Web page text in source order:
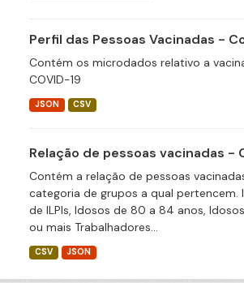
Perfil das Pessoas Vacinadas -
Contém os microdados relativo a
COVID-19
JSON CSV
Relação de pessoas vacinadas -
Contém a relação de pessoas
categoria de grupos a qual pertencem.
de ILPIs, Idosos de 80 a 84 anos,
ou mais Trabalhadores...
CSV JSON